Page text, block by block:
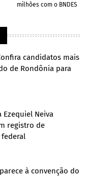
milhões com o BNDES
candidatos mais
de Rondônia para
Ezequiel Neiva
registro de
à convenção do